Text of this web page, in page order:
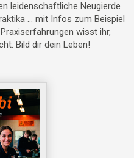
leidenschaftliche Neugierde
… mit Infos zum Beispiel
wisst ihr,
Bild dir dein Leben!